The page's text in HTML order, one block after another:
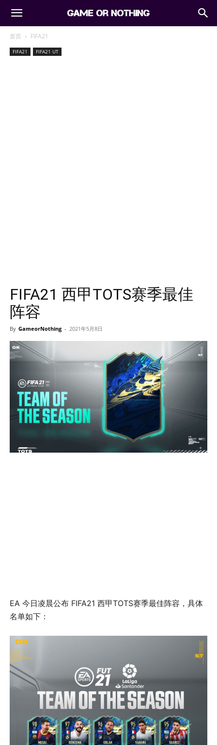
首页 FIFA21
FIFA21 FIFA21 UT
FIFA21 西甲TOTS赛季最佳
阵容
By GameorNothing - 2021年5月8日
EA 今日凌晨公布 FIFA21 西甲TOTS赛季最佳阵容，具体
名单如下：